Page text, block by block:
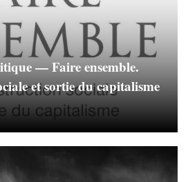
— Faire ensemble.
et sortie du capitalisme